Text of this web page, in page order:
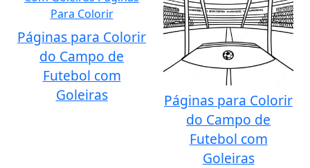
Páginas para Colorir
do Campo de
Futebol com
Goleiras
Páginas para Colorir
do Campo de
Futebol com
Goleiras